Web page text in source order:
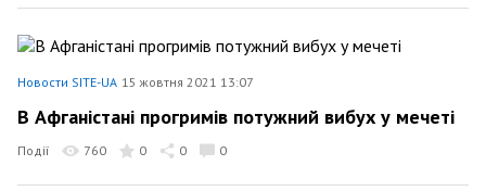
Новости SITE-UA 15 жовтня 2021 13:07
В Афганістані прогримів потужний вибух у мечеті
Події 760 0 0 0